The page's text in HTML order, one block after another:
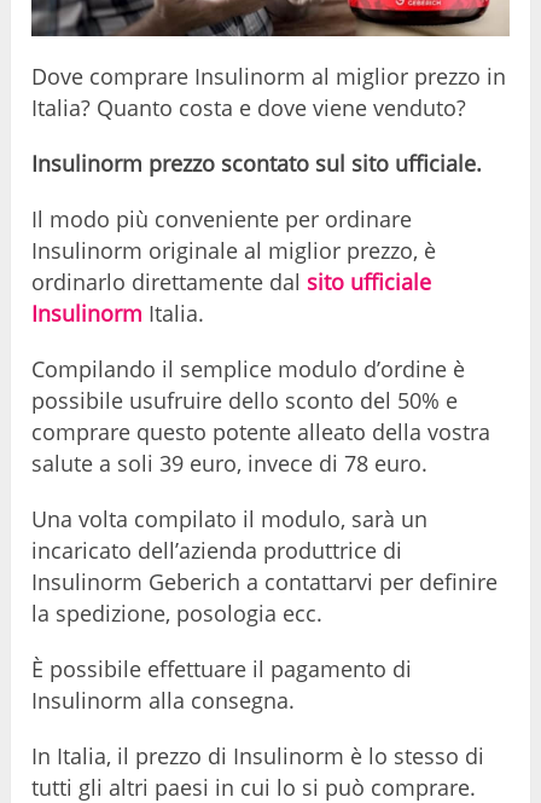
Dove comprare Insulinorm al miglior prezzo in
Italia? Quanto costa e dove viene venduto?
Insulinorm prezzo scontato sul sito ufficiale.
Il modo più conveniente per ordinare
Insulinorm originale al miglior prezzo, è
ordinarlo direttamente dal sito ufficiale
Insulinorm Italia.
Compilando il semplice modulo d’ordine è
possibile usufruire dello sconto del 50% e
comprare questo potente alleato della vostra
salute a soli 39 euro, invece di 78 euro.
Una volta compilato il modulo, sarà un
incaricato dell’azienda produttrice di
Insulinorm Geberich a contattarvi per definire
la spedizione, posologia ecc.
È possibile effettuare il pagamento di
Insulinorm alla consegna.
In Italia, il prezzo di Insulinorm è lo stesso di
tutti gli altri paesi in cui lo si può comprare.